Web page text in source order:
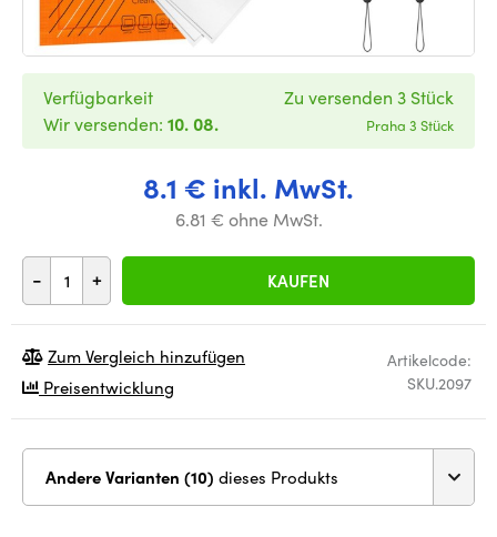
8.1 € inkl. MwSt.
6.81 € ohne MwSt.
- + KAUFEN
Verfügbarkeit
Wir versenden: 10. 08.
Zu versenden 3 Stück
Praha 3 Stück
Artikelcode:
SKU.2097
Zum Vergleich hinzufügen
Preisentwicklung
Andere Varianten (10) dieses Produkts